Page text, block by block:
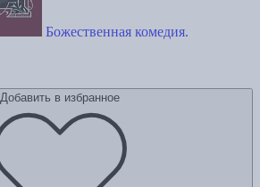
Божественная комедия.
Добавить в избранное